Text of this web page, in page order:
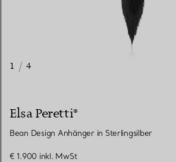
1 / 4
Elsa Peretti®
Bean Design Anhänger in Sterlingsilber
€ 1.900 inkl. MwSt